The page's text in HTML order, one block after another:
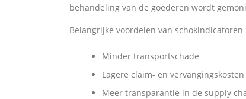
behandeling van de goederen wordt
Belangrijke voordelen van schokindicatoren
Minder transportschade
Lagere claim- en vervangingskosten
Meer transparantie in de supply